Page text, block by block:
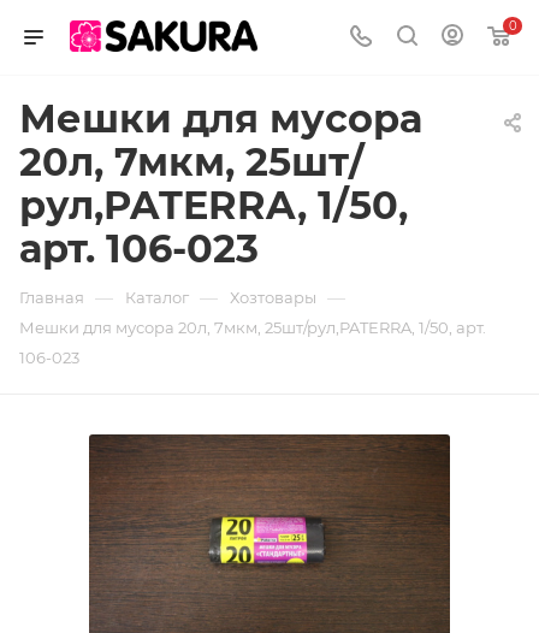
0
Мешки для мусора
20л, 7мкм, 25шт/
рул,PATERRA, 1/50,
арт. 106-023
Главная — Каталог — Хозтовары —
Мешки для мусора 20л, 7мкм, 25шт/рул,PATERRA, 1/50, арт.
106-023